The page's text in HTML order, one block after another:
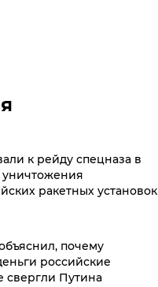
к рейду спецназа в
ракетных установок
почему
российские
свергли Путина